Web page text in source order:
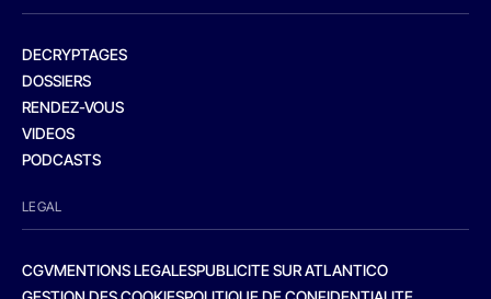
DECRYPTAGES
DOSSIERS
RENDEZ-VOUS
VIDEOS
PODCASTS
LEGAL
CGVMENTIONS LEGALESPUBLICITE SUR ATLANTICO